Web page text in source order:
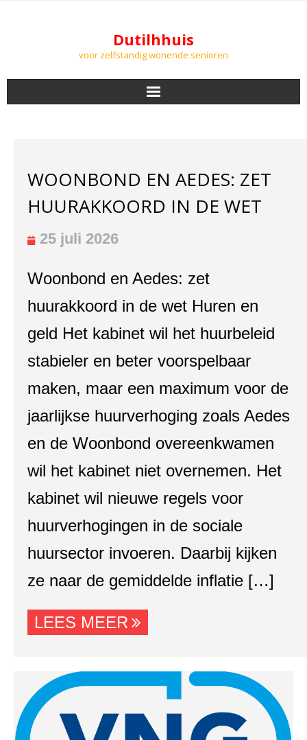
Dutilhhuis
voor zelfstandig wonende senioren
DOWNLOADS
WOONBOND EN AEDES: ZET
HUURAKKOORD IN DE WET
25 juli 2026
Woonbond en Aedes: zet
huurakkoord in de wet Huren en
geld Het kabinet wil het huurbeleid
stabieler en beter voorspelbaar
maken, maar een maximum voor de
jaarlijkse huurverhoging zoals Aedes
en de Woonbond overeenkwamen
wil het kabinet niet overnemen. Het
kabinet wil nieuwe regels voor
huurverhogingen in de sociale
huursector invoeren. Daarbij kijken
ze naar de gemiddelde inflatie […]
LEES MEER